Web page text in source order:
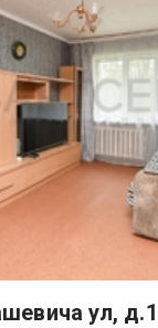
с выходом на
кофе с видом
class="ql-ui"
санузел, удобная
квартиры с
class="ql-ui"
span>Спокойные
отремонтирован
В
№ 25, школы № 41
магазинов,
Остановка
бригады – всего 15
для
у вас есть ул,